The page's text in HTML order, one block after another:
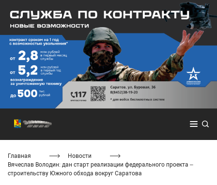
Главная
Новости
Вячеслав Володин: дан старт реализации федерального проекта –
строительству Южного обхода вокруг Саратова